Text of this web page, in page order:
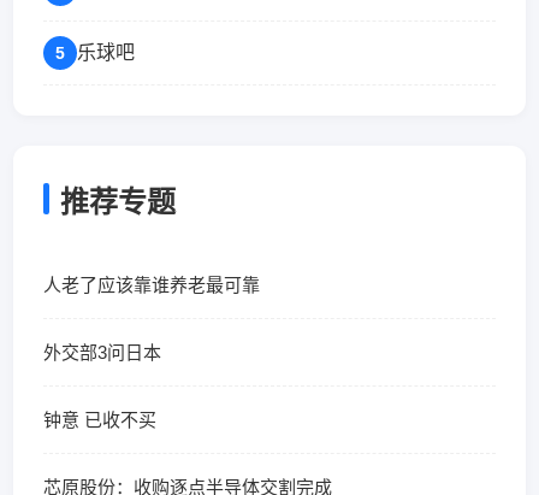
5 乐球吧
推荐专题
人老了应该靠谁养老最可靠
外交部3问日本
钟意 已收不买
芯原股份：收购逐点半导体交割完成